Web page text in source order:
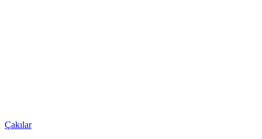
Çakılar